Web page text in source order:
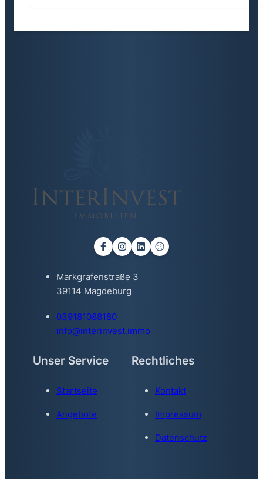
Markgrafenstraße 3
39114 Magdeburg
039181088180
info@interinvest.immo
Unser Service
Startseite
Angebote
Rechtliches
Kontakt
Impressum
Datenschutz